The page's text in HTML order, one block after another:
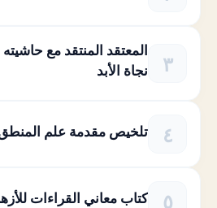
المعتقد المنتقد مع حاشيته
نجاة الأبد
تلخيص مقدمة علم
كتاب معاني القراءات